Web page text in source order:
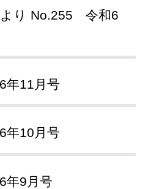
り No.255 令和6
年11月号
年10月号
年9月号